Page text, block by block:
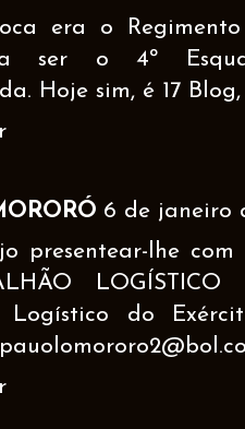
era o
a ser o 4º
Hoje sim, é 17 Blog,
6 de janeiro
presentear-lhe
Logístico do